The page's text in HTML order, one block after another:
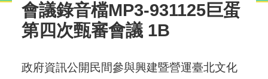
會議錄音檔MP3-931125巨蛋
第四次甄審會議 1B
政府資訊公開民間參與興建暨營運臺北文化